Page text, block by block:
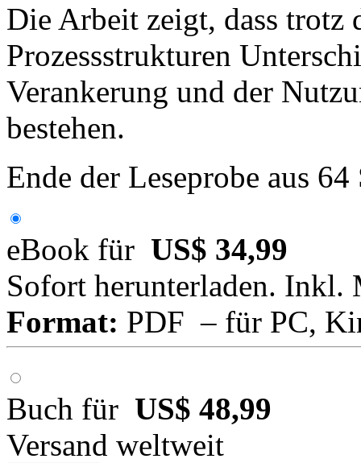
Die Arbeit zeigt, dass trotz
Prozessstrukturen
Verankerung und der
bestehen.
Ende der Leseprobe aus
eBook für US$ 34,99
Sofort herunterladen. Inkl.
Format: PDF – für PC,
Buch für US$ 48,99
Versand weltweit